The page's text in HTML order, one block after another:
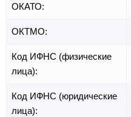
ОКАТО:
ОКТМО:
Код ИФНС (физические
лица):
Код ИФНС (юридические
лица):